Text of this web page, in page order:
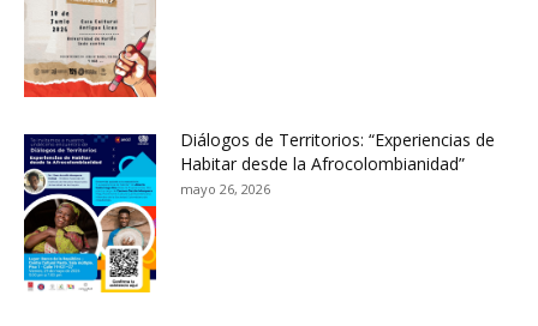
Diálogos de Territorios: “Experiencias de
Habitar desde la Afrocolombianidad”
mayo 26, 2026